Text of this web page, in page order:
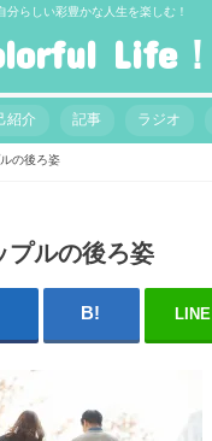
分らしい彩豊かな人生を楽しむ！
Life！
紹介 記事 ラジオ
の後ろ姿
プルの後ろ姿
LINE